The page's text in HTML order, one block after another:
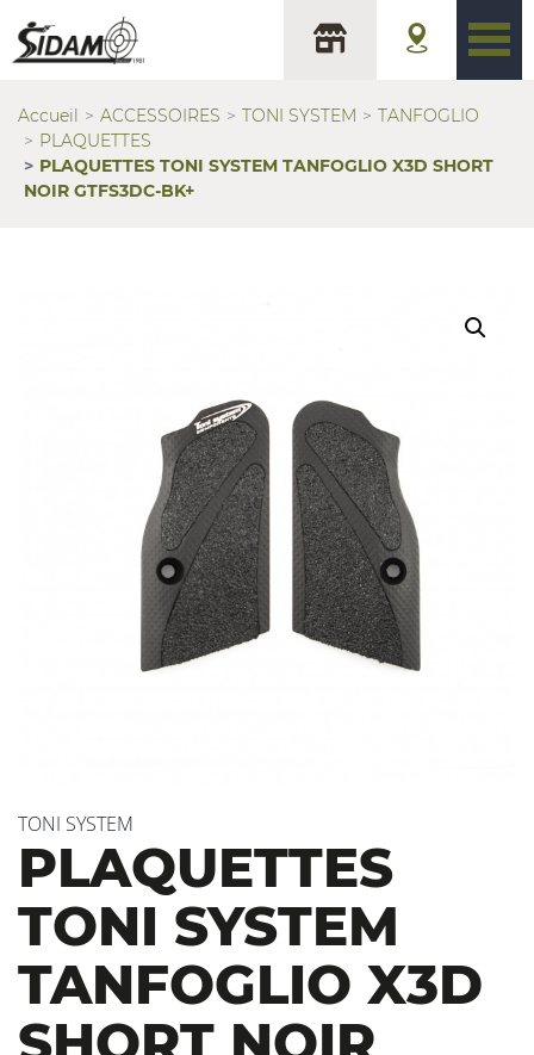
Accueil ACCESSOIRES TONI SYSTEM
TANFOGLIO
PLAQUETTES
PLAQUETTES TONI SYSTEM TANFOGLIO X3D SHORT
NOIR GTFS3DC-BK+
TONI SYSTEM
PLAQUETTES
TONI SYSTEM
TANFOGLIO X3D